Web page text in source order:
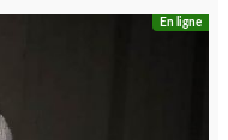
En ligne